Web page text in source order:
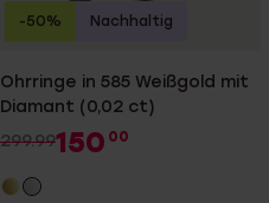
Ohrringe in 585 Weißgold mit
Diamant (0,02 ct)
299.99150 00
-50% Nachhaltig